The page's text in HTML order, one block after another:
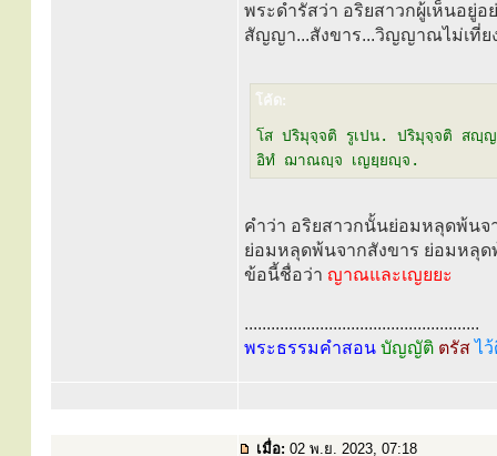
พระดำรัสว่า อริยสาวกผู้เห็นอยู่อ
สัญญา...สังขาร...วิญญาณไม่เที่
โค้ด:
โส ปริมุจฺจติ รูเปน. ปริมุจฺจติ สญฺ
อิทํ ฌาณญฺจ เญยฺยญฺจ.
คำว่า อริยสาวกนั้นย่อมหลุดพ้น
ย่อมหลุดพ้นจากสังขาร ย่อมหลุ
ข้อนี้ชื่อว่า ญาณและเญยยะ
.....................................................
พระธรรมคำสอน บัญญัติ ตรัสไ
เมื่อ: 02 พ.ย. 2023, 07:18